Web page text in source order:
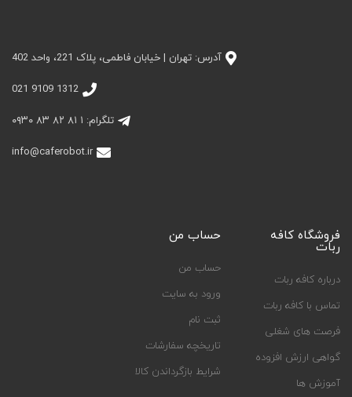
آدرس: تهران | خیابان فاطمی، پلاک 221، واحد 402
1312 9109 021
تلگرام: ۱ ۸۱ ۸۲ ۸۳ ۰۹۳۰
info@caferobot.ir
فروشگاه کافه
ربات
درباره کافه ربات
تماس با کافه ربات
فرصت های شغلی
گواهی ارزش افزوده
آموزش ها
حساب من
حساب من
ورود به سایت
ثبت نام
تاریخچه سفارشات
شرایط بازگرداندن کالا